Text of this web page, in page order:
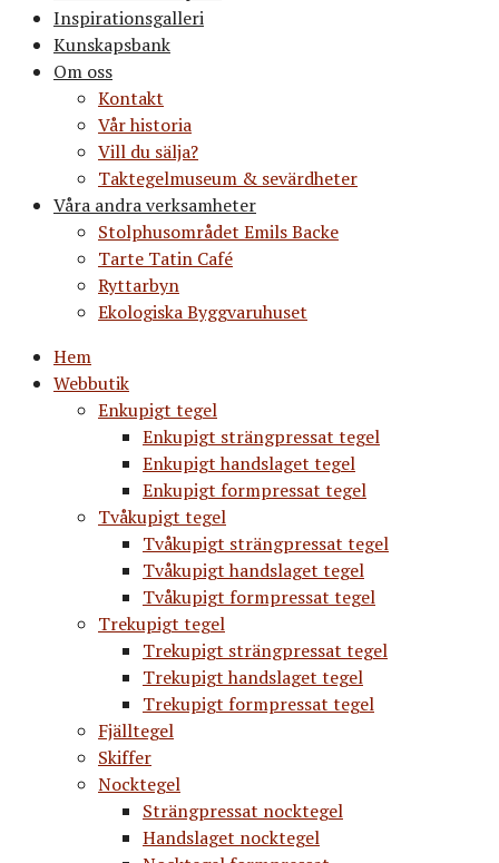
Inspirationsgalleri
Kunskapsbank
Om oss
Kontakt
Vår historia
Vill du sälja?
Taktegelmuseum & sevärdheter
Våra andra verksamheter
Stolphusområdet Emils Backe
Tarte Tatin Café
Ryttarbyn
Ekologiska Byggvaruhuset
Hem
Webbutik
Enkupigt tegel
Enkupigt strängpressat tegel
Enkupigt handslaget tegel
Enkupigt formpressat tegel
Tvåkupigt tegel
Tvåkupigt strängpressat tegel
Tvåkupigt handslaget tegel
Tvåkupigt formpressat tegel
Trekupigt tegel
Trekupigt strängpressat tegel
Trekupigt handslaget tegel
Trekupigt formpressat tegel
Fjälltegel
Skiffer
Nocktegel
Strängpressat nocktegel
Handslaget nocktegel